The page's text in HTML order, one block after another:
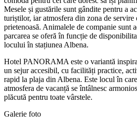
Mesele și gustările sunt gândite pentru a
turiștilor, iar atmosfera din zona de servire
prietenoasă. Animalele de companie sunt
parcarea se oferă în funcție de
locului în stațiunea Albena.
Hotel PANORAMA este o variantă
un sejur accesibil, cu facilități practice,
rapid la plaja din Albena. Este locul în
atmosfera de vacanță se întâlnesc
plăcută pentru toate vârstele.
Galerie foto